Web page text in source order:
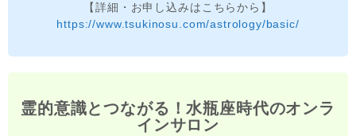
【詳細・お申し込みはこちらから】
https://www.tsukinosu.com/astrology/basic/
霊的意識とつながる！水瓶座時代のオンラ
インサロン